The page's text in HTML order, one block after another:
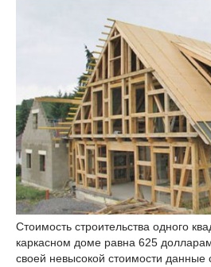
Стоимость строительства одного
каркасном доме равна 625
своей невысокой стоимости данные